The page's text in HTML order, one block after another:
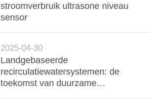
stroomverbruik ultrasone niveau
sensor
2025-04-30
Landgebaseerde
recirculatiewatersystemen: de
toekomst van duurzame